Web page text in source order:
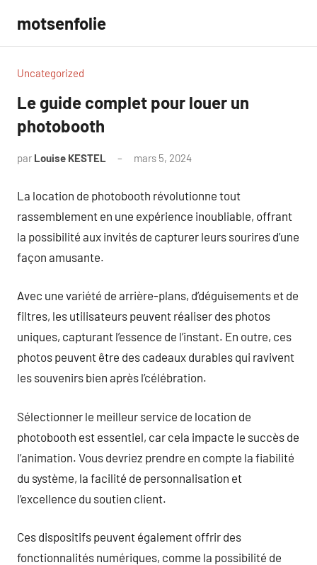
contenu
motsenfolie
Uncategorized
Le guide complet pour louer un
photobooth
par Louise KESTEL mars 5, 2024
La location de photobooth révolutionne tout
rassemblement en une expérience inoubliable, offrant
la possibilité aux invités de capturer leurs sourires d’une
façon amusante.
Avec une variété de arrière-plans, d’déguisements et de
filtres, les utilisateurs peuvent réaliser des photos
uniques, capturant l’essence de l’instant. En outre, ces
photos peuvent être des cadeaux durables qui ravivent
les souvenirs bien après l’célébration.
Sélectionner le meilleur service de location de
photobooth est essentiel, car cela impacte le succès de
l’animation. Vous devriez prendre en compte la fiabilité
du système, la facilité de personnalisation et
l’excellence du soutien client.
Ces dispositifs peuvent également offrir des
fonctionnalités numériques, comme la possibilité de